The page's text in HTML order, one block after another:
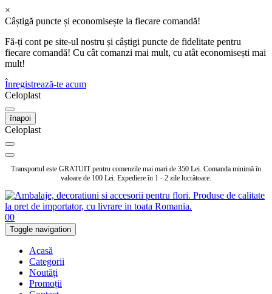
×
Câștigă puncte și economisește la fiecare comandă!
Fă-ți cont pe site-ul nostru și câștigi puncte de fidelitate pentru
fiecare comandă! Cu cât comanzi mai mult, cu atât economisești mai
mult!
Înregistrează-te acum
Celoplast
înapoi
Celoplast
Transportul este GRATUIT pentru comenzile mai mari de 350 Lei. Comanda minimă în
valoare de 100 Lei. Expediere în 1 - 2 zile lucrătoare.
00
Toggle navigation
Acasă
Categorii
Noutăți
Promoții